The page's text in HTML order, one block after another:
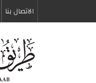
الاتصال بنا